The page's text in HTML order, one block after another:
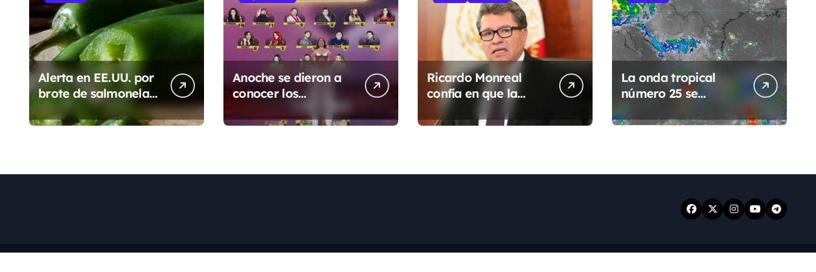
a
s
Alerta en EE.UU. por
brote de salmonela
ligado a jalapeños
mexicanos; reportan
Anoche se dieron a
conocer los
nominados de La
Casa de los Famosos
Ricardo Monreal
confía en que la
UNAM retome la
normalidad e inicie
La onda tropical
número 25 se
sureste mexicano